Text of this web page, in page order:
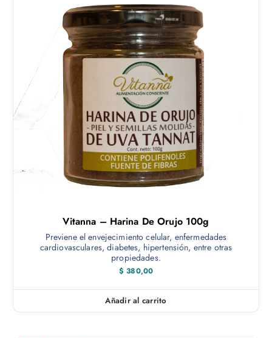
Vitanna – Harina De Orujo 100g
Previene el envejecimiento celular, enfermedades
cardiovasculares, diabetes, hipertensión, entre otras
propiedades.
$ 380,00
Añadir al carrito